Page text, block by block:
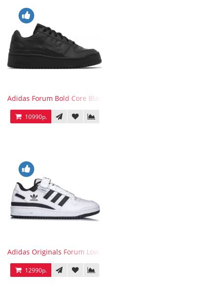
Adidas Forum Bold Core Black
10990р.
Adidas Originals Forum Low WB White Black
12990р.